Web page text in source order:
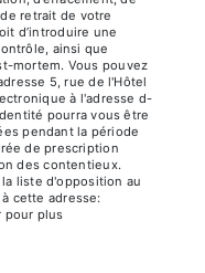
retrait de votre
d’introduire une
ainsi que
mortem. Vous pouvez
5, rue de l'Hôtel
à l'adresse d-
pourra vous être
pendant la période
de prescription
des contentieux.
liste d'opposition au
cette adresse:
pour plus